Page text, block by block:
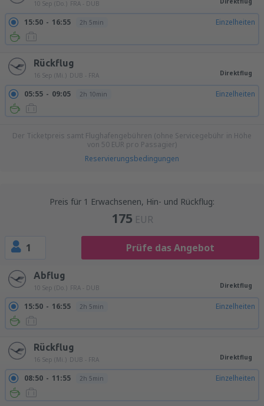
10 Sep (Do.) FRA - DUB
15:50 16:55 2h 5min Einzelheiten
Rückflug
16 Sep (Mi.) DUB - FRA Direktflug
05:55 09:05 2h 10min Einzelheiten
Der Ticketpreis samt Flughafengebühren (ohne Servicegebühr in Höhe
von 50 EUR pro Passagier)
Reservierungsbedingungen
Preis für 1 Erwachsenen, Hin- und Rückflug:
175 EUR
1 Prüfe das Angebot
Abflug
10 Sep (Do.) FRA - DUB Direktflug
15:50 16:55 2h 5min Einzelheiten
Rückflug
16 Sep (Mi.) DUB - FRA Direktflug
08:50 11:55 2h 5min Einzelheiten